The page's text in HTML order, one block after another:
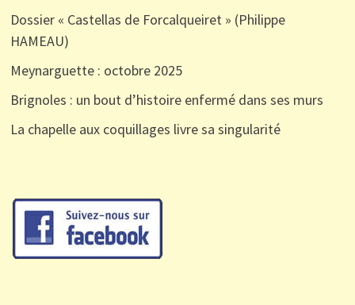
Dossier « Castellas de Forcalqueiret » (Philippe
HAMEAU)
Meynarguette : octobre 2025
Brignoles : un bout d’histoire enfermé dans ses murs
La chapelle aux coquillages livre sa singularité